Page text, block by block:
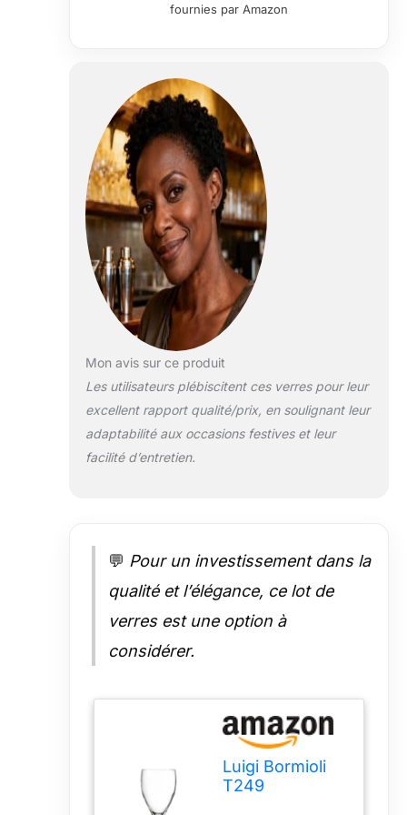
fournies par Amazon
Mon avis sur ce produit
Les utilisateurs plébiscitent ces verres pour leur
excellent rapport qualité/prix, en soulignant leur
adaptabilité aux occasions festives et leur
facilité d’entretien.
💬 Pour un investissement dans la
qualité et l’élégance, ce lot de
verres est une option à
considérer.
Luigi Bormioli
T249